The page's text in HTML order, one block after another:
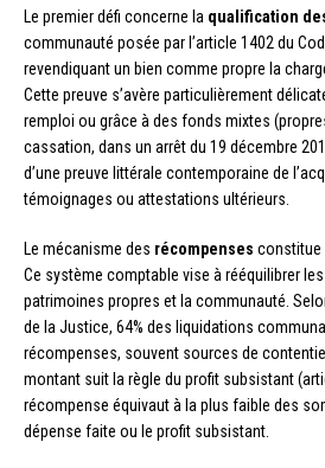
Le premier défi concerne la qualification
communauté posée par l’article 1402 du
revendiquant un bien comme propre la
Cette preuve s’avère particulièrement
remploi ou grâce à des fonds mixtes
cassation, dans un arrêt du 19 décembre
d’une preuve littérale contemporaine de
témoignages ou attestations ultérieurs.
Le mécanisme des récompenses constitue
Ce système comptable vise à rééquilibrer
patrimoines propres et la communauté.
de la Justice, 64% des liquidations
récompenses, souvent sources de
montant suit la règle du profit subsistant
récompense équivaut à la plus faible des
dépense faite ou le profit subsistant.